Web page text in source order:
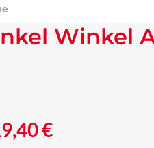
Winkel
Preis:
€